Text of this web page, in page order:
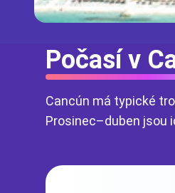
Počasí v
Cancún má typické
Prosinec–duben jsou